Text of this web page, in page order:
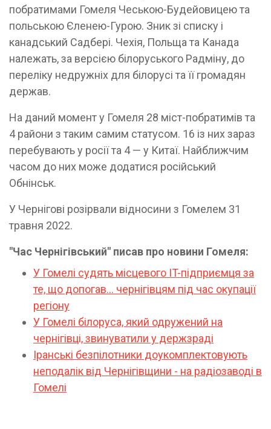
побратимами Гомеля Чеською-Будейовицею та
польською Єленею-Гурою. Зник зі списку і
канадський Садбері. Чехія, Польща та Канада
належать, за версією білоруського Радміну, до
переліку недружніх для білорусі та її громадян
держав.
На даний момент у Гомеля 28 міст-побратимів та
4 райони з таким самим статусом. 16 із них зараз
перебувають у росії та 4 — у Китаї. Найближчим
часом до них може додатися російський
Обнінськ.
У Чернігові розірвали відносини з Гомелем 31
травня 2022.
"Час Чернігівський" писав про новини Гомеля:
У Гомелі судять місцевого IT-підприємця за
те, що допогав… чернігівцям під час окупації
регіону
У Гомелі білоруса, який одружений на
чернігівці, звинуватили у держзраді
Іранські безпілотники доукомплектовують
неподалік від Чернігівщини - на радіозаводі в
Гомелі